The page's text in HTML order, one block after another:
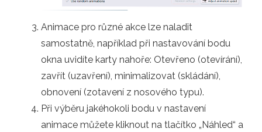
Animace pro různé akce lze naladit
samostatně, například při nastavování bodu
okna uvidíte karty nahoře: Otevřeno (otevírání),
zavřít (uzavření), minimalizovat (skládání),
obnovení (zotavení z nosového typu).
Při výběru jakéhokoli bodu v nastavení
animace můžete kliknout na tlačítko „Náhled“ a